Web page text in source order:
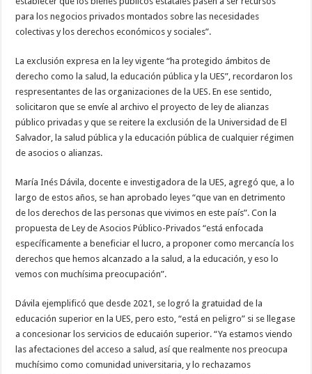
para los negocios privados montados sobre las necesidades
colectivas y los derechos económicos y sociales”.
La exclusión expresa en la ley vigente “ha protegido ámbitos de
derecho como la salud, la educación pública y la UES”, recordaron los
respresentantes de las organizaciones de la UES. En ese sentido,
solicitaron que se envíe al archivo el proyecto de ley de alianzas
público privadas y que se reitere la exclusión de la Universidad de El
Salvador, la salud pública y la educación pública de cualquier régimen
de asocios o alianzas.
María Inés Dávila, docente e investigadora de la UES, agregó que, a lo
largo de estos años, se han aprobado leyes “que van en detrimento
de los derechos de las personas que vivimos en este país”. Con la
propuesta de Ley de Asocios Público-Privados “está enfocada
específicamente a beneficiar el lucro, a proponer como mercancía los
derechos que hemos alcanzado a la salud, a la educación, y eso lo
vemos con muchísima preocupación”.
Dávila ejemplificó que desde 2021, se logró la gratuidad de la
educación superior en la UES, pero esto, “está en peligro” si se llegase
a concesionar los servicios de educaión superior. “Ya estamos viendo
las afectaciones del acceso a salud, así que realmente nos preocupa
muchísimo como comunidad universitaria, y lo rechazamos